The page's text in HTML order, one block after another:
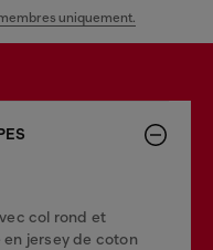
uniquement.
col rond et
jersey de coton